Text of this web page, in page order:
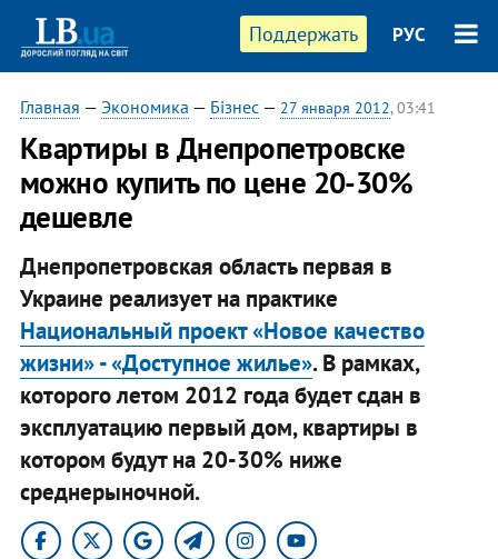
Поддержать РУС
Главная — Экономика — Бізнес— 27 января 2012, 03:41
Квартиры в Днепропетровске
можно купить по цене 20-30%
дешевле
Днепропетровская область первая в
Украине реализует на практике
Национальный проект «Новое качество
жизни» - «Доступное жилье». В рамках,
которого летом 2012 года будет сдан в
эксплуатацию первый дом, квартиры в
котором будут на 20-30% ниже
среднерыночной.